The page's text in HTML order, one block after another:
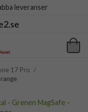
leveranser
17 Pro /